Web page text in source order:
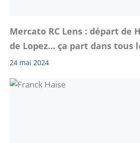
Mercato RC Lens : départ de
de Lopez… ça part dans tous
24 mai 2024